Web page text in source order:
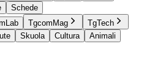
Schede
TgcomMag
TgTech
Skuola Cultura
Animali